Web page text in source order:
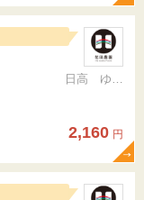
日高 ゆかり
2,160 円